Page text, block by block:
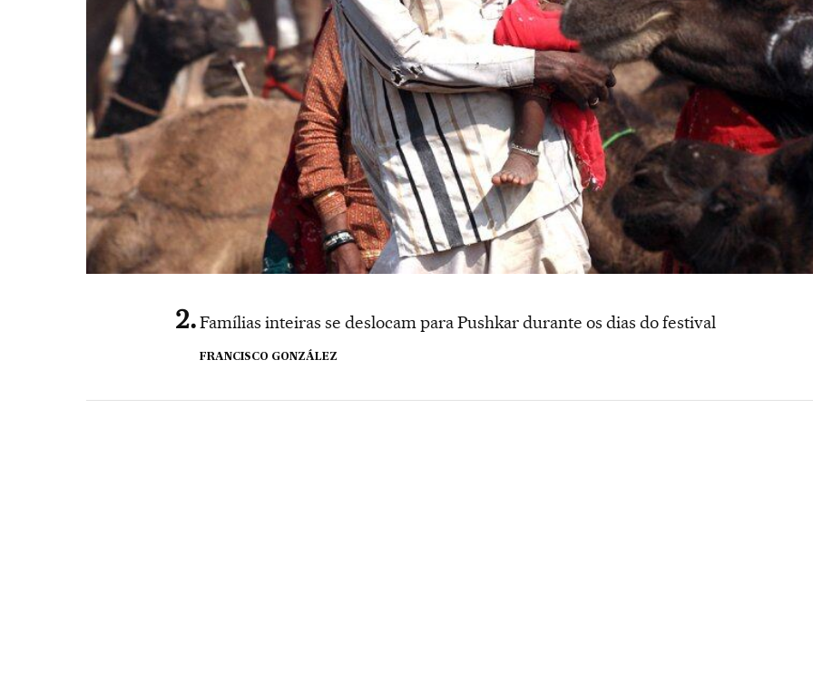
Famílias inteiras se deslocam para Pushkar durante os dias do festival
FRANCISCO GONZÁLEZ